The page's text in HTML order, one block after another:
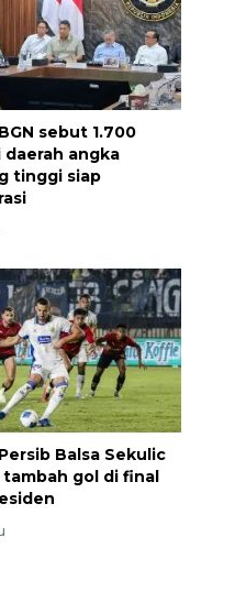
sebut 1.700
daerah angka
tinggi siap
Balsa Sekulic
gol di final
kejahatan